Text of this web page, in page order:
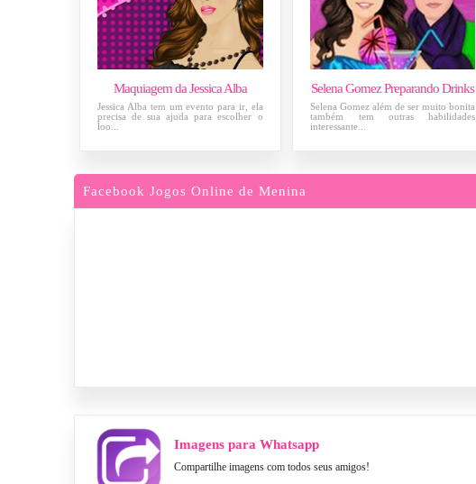
Maquiagem da Jessica Alba
Jessica Alba tem um evento para ir, ela
precisa de sua ajuda para escolher o
loo...
Selena Gomez Preparando Drinks
Selena Gomez além de ser muito bonita
também tem outras habilidades
interessante...
Facebook Jogos Online de Menina
Imagens para Whatsapp
Compartilhe imagens com todos seus amigos!